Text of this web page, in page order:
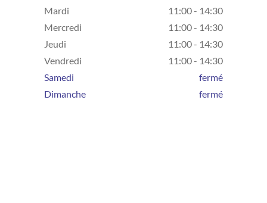
Mardi
11:00 - 14:30
Mercredi
11:00 - 14:30
Jeudi
11:00 - 14:30
Vendredi
11:00 - 14:30
Samedi
fermé
Dimanche
fermé